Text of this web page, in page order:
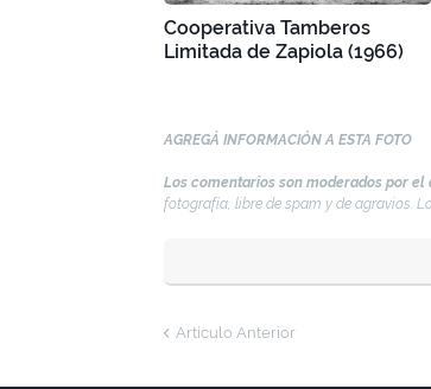
Cooperativa Tamberos
Limitada de Zapiola (1966)
AGREGÁ INFORMACIÓN A ESTA FOTO
Los comentarios son moderados por
fotografía, libre de spam y de agravios.
Artículo Anterior